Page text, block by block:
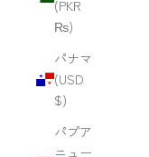
(PKR
₨)
パナマ
(USD
$)
パプア
ニュー